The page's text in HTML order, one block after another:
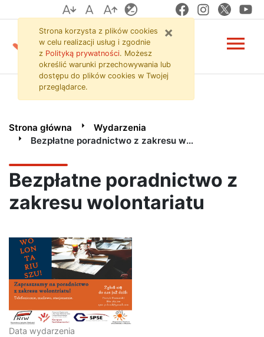
Bezpłatne
Przejdź do zawartości strony
Przejdź do menu
Przejdź do wyszukiwarki
×
Strona korzysta z plików cookies
w celu realizacji usług i zgodnie
z Polityką prywatności. Możesz
określić warunki przechowywania lub
dostępu do plików cookies w Twojej
przeglądarce.
menu
Strona główna
Wydarzenia
Bezpłatne poradnictwo z zakresu wolontariatu
Bezpłatne poradnictwo z
zakresu wolontariatu
Data wydarzenia